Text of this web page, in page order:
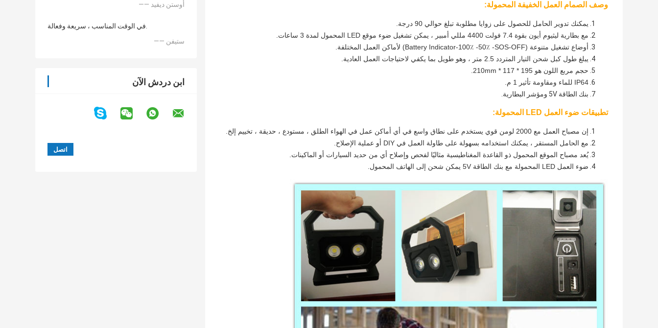
—— أوستن ديفيد
في الوقت المناسب ، سريعة وفعالة.
—— ستيفن
ابن دردش الآن
وصف الصمام العمل الخفيفة المحمولة:
يمكنك تدوير الحامل للحصول على زوايا مطلوبة تبلغ حوالي 90 درجة.
مع بطارية ليثيوم أيون بقوة 7.4 فولت 4400 مللي أمبير ، يمكن تشغيل ضوء موقع LED المحمول لمدة 3 ساعات.
أوضاع تشغيل متنوعة (Battery Indicator-100٪ -50٪ -SOS-OFF) لأماكن العمل المختلفة.
يبلغ طول كبل شحن التيار المتردد 2.5 متر ، وهو طويل بما يكفي لاحتياجات العمل العادية.
حجم مربع اللون هو 195 * 117 * 210mm.
IP64 للماء ومقاومة تأثير 1 م.
بنك الطاقة 5V ومؤشر البطارية.
تطبيقات ضوء العمل LED المحمولة:
إن مصباح العمل مع 2000 لومن قوي يستخدم على نطاق واسع في أي أماكن عمل في الهواء الطلق ، مستودع ، حديقة ، تخييم إلخ.
مع الحامل المستقر ، يمكنك استخدامه بسهولة على طاولة العمل في DIY أو عملية الإصلاح.
يُعد مصباح الموقع المحمول ذو القاعدة المغناطيسية مثاليًا لفحص وإصلاح أي من حديد السيارات أو الماكينات.
ضوء العمل LED المحمولة
مع بنك الطاقة 5V يمكن شحن إلى الهاتف المحمول.